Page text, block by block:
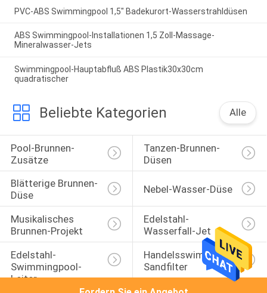
PVC-ABS Swimmingpool 1,5" Badekurort-Wasserstrahldüsen
ABS Swimmingpool-Installationen 1,5 Zoll-Massage-
Mineralwasser-Jets
Swimmingpool-Hauptabfluß ABS Plastik30x30cm
quadratischer
Beliebte Kategorien Alle
Pool-Brunnen-
Zusätze
Tanzen-Brunnen-
Düsen
Blätterige Brunnen-
Düse
Nebel-Wasser-Düse
Musikalisches
Brunnen-Projekt
Edelstahl-
Wasserfall-Jet
Edelstahl-
Swimmingpool-
Leiter
Handelsswimmingpool-
Sandfilter